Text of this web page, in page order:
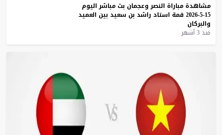
مشاهدة مباراة النصر وعجمان بث مباشر اليوم
15-5-2026
قمة استاد راشد بن سعيد بين العميد
والبركان
منذ 3 أشهر